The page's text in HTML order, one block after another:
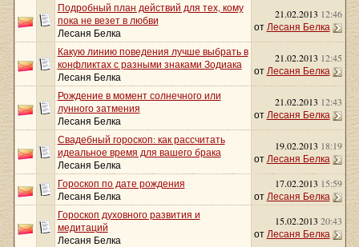
Подробный план действий для тех, кому
пока не везет в любви
Лесаня Белка
21.02.2013 12:46
от Лесаня Белка
Какую линию поведения лучше выбрать в
конфликтах с разными знаками Зодиака
Лесаня Белка
21.02.2013 12:45
от Лесаня Белка
Рождение в момент солнечного или
лунного затмения
Лесаня Белка
21.02.2013 12:43
от Лесаня Белка
Свадебный гороскоп: как рассчитать
идеальное время для вашего брака
Лесаня Белка
19.02.2013 18:19
от Лесаня Белка
Гороскоп по дате рождения
Лесаня Белка
17.02.2013 15:59
от Лесаня Белка
Гороскоп духовного развития и
медитаций
Лесаня Белка
15.02.2013 20:43
от Лесаня Белка